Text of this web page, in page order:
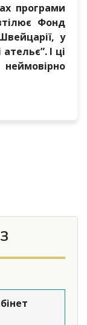
програми
Фонд
у
І ці